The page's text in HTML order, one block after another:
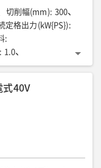
切削幅(mm): 300
定格出力(kW{PS}):
:
: 1.0
容量(L): 15
(mm): 415
式40V